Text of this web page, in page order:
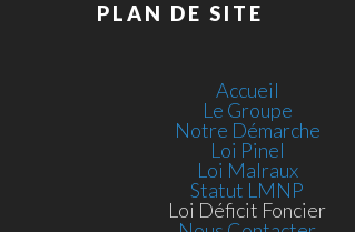
PLAN DE SITE
Accueil
Le Groupe
Notre Démarche
Loi Pinel
Loi Malraux
Statut LMNP
Loi Déficit Foncier